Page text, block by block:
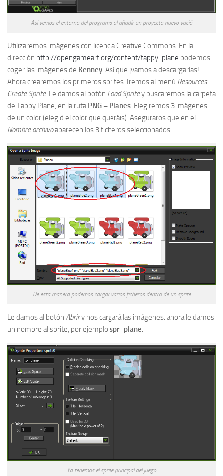
Así vemos el entorno del programa al añadir un proyecto nuevo vació
Utilizaremos imágenes con licencia Creative Commons. En la
dirección http://opengameart.org/content/tappy-plane podemos
coger las imágenes de Kenney. Así que ¡vamos a descargarlas!
Ahora crearemos los primeros sprites. Iremos al menú Resources –
Create Sprite. Le damos al botón Load Spritey buscaremos la carpeta
de Tappy Plane, en la rutaPNG – Planes. Elegiremos 3 imágenes
de un color (elegid el color que queráis). Aseguraros que en el
Nombre archivoaparecen los 3 ficheros seleccionados.
De esta manera podemos cargar varios ficheros dentro de un sprite
Le damos al botón Abriry nos cargará las imágenes. ahora le damos
un nombre al sprite, por ejemplo spr_plane.
Ya tenemos el sprite principal del juego